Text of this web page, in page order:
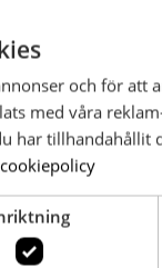
och för att
med våra
har tillhandahållit